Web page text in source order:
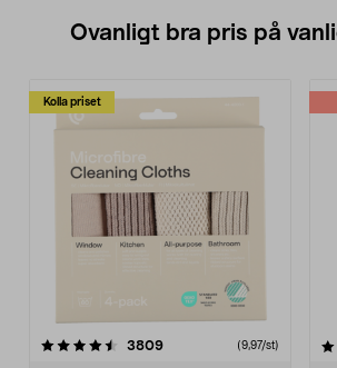
Ovanligt bra pris på
Kolla priset
3809recensioner (9,97/st)
4.0av 5 stjärnor